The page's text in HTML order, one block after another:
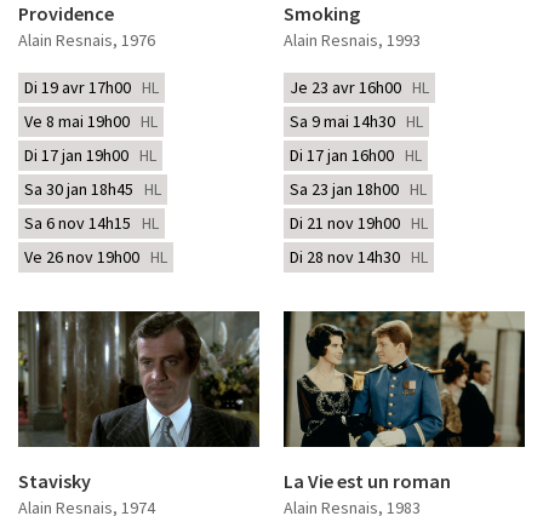
Providence
Alain Resnais, 1976
Di 19 avr 17h00 HL
Ve 8 mai 19h00 HL
Di 17 jan 19h00 HL
Sa 30 jan 18h45 HL
Sa 6 nov 14h15 HL
Ve 26 nov 19h00 HL
Smoking
Alain Resnais, 1993
Je 23 avr 16h00 HL
Sa 9 mai 14h30 HL
Di 17 jan 16h00 HL
Sa 23 jan 18h00 HL
Di 21 nov 19h00 HL
Di 28 nov 14h30 HL
Stavisky
Alain Resnais, 1974
La Vie est un roman
Alain Resnais, 1983